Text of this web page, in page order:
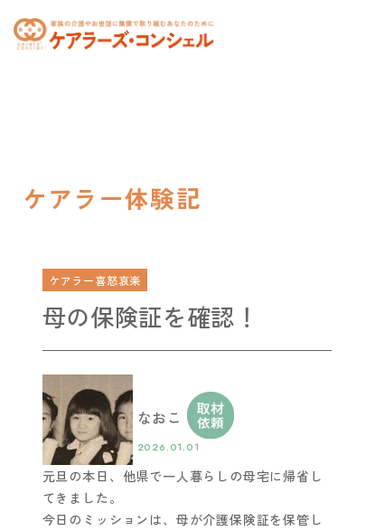
toggle
navigation
ケアラー体験記
ケアラー喜怒哀楽
母の保険証を確認！
なおこ
2026.01.01
元旦の本日、他県で一人暮らしの母宅に帰省し
てきました。
今日のミッションは、母が介護保険証を保管し